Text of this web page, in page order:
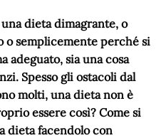
dieta dimagrante, o
o semplicemente perché si
adeguato, sia una cosa
Spesso gli ostacoli dal
molti, una dieta non è
essere così? Come si
dieta facendolo con